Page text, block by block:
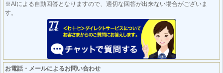
※AIによる自動回答となりますので、適切な回答が出来ない場合がございま
す。
お電話・メールによるお問い合わせ